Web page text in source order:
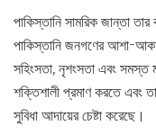
পাকিস্তানি সামরিক জান্তা
পাকিস্তানি জনগণের আশা-
সহিংসতা, নৃশংসতা এবং সমস্ত
শক্তিশালী প্রমাণ করতে এবং
সুবিধা আদায়ের চেষ্টা করেছে।